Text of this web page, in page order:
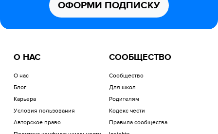
ОФОРМИ ПОДПИСКУ
О НАС
О нас
Блог
Карьера
Условия пользования
Авторское право
СООБЩЕСТВО
Сообщество
Для школ
Родителям
Кодекс чести
Правила сообщества